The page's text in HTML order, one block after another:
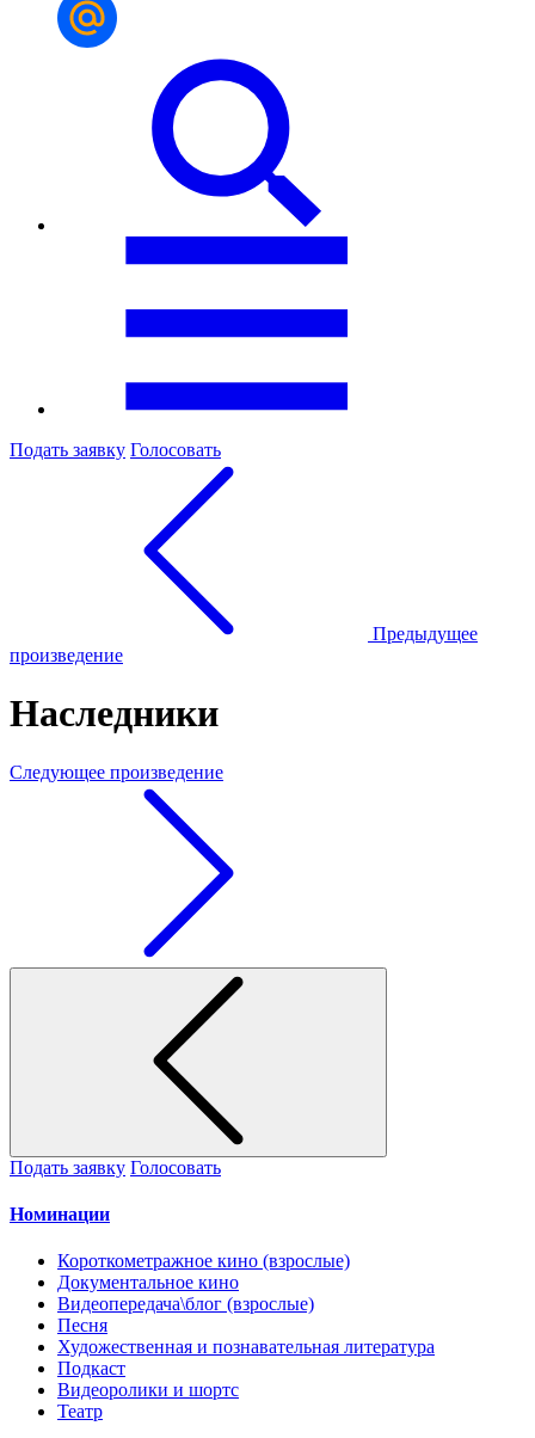
Подать заявку Голосовать
Предыдущее
произведение
Наследники
Следующее произведение
Подать заявку Голосовать
Номинации
Короткометражное кино (взрослые)
Документальное кино
Видеопередача\блог (взрослые)
Песня
Художественная и познавательная литература
Подкаст
Видеоролики и шортс
Театр